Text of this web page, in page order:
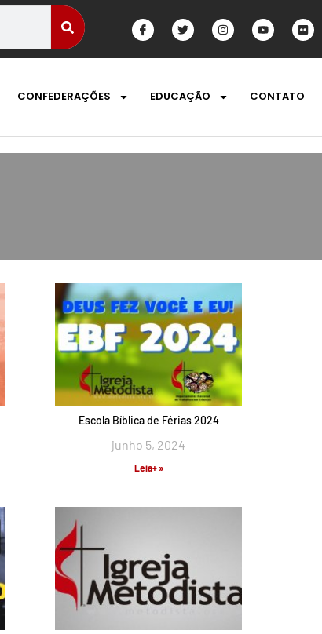
CONFEDERAÇÕES EDUCAÇÃO CONTATO
Escola Bíblica de Férias 2024
junho 5, 2024
Leia+ »